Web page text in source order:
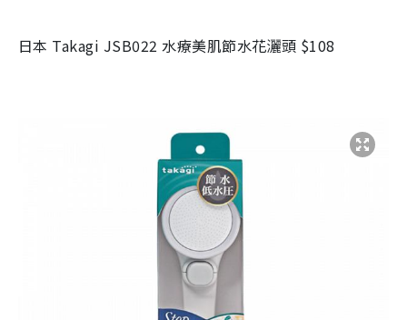
日本 Takagi JSB022 水療美肌節水花灑頭 $108